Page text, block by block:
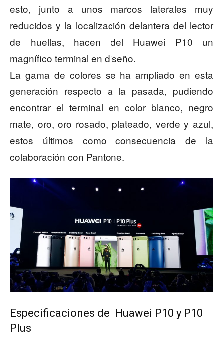
esto, junto a unos marcos laterales muy
reducidos y la localización delantera del lector
de huellas, hacen del Huawei P10 un
magnífico terminal en diseño.
La gama de colores se ha ampliado en esta
generación respecto a la pasada, pudiendo
encontrar el terminal en color blanco, negro
mate, oro, oro rosado, plateado, verde y azul,
estos últimos como consecuencia de la
colaboración con Pantone.
Especificaciones del Huawei P10 y P10
Plus